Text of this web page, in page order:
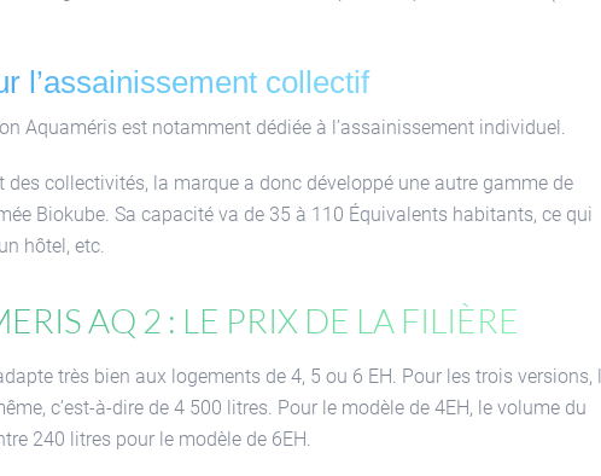
l’assainissement collectif
Aquaméris est notamment dédiée à l’assainissement individuel.
des collectivités, la marque a donc développé une autre gamme de
Biokube. Sa capacité va de 35 à 110 Équivalents habitants, ce qui
hôtel, etc.
AQ 2 : le prix de la filière
très bien aux logements de 4, 5 ou 6 EH. Pour les trois versions,
c’est-à-dire de 4 500 litres. Pour le modèle de 4EH, le volume du
240 litres pour le modèle de 6EH.